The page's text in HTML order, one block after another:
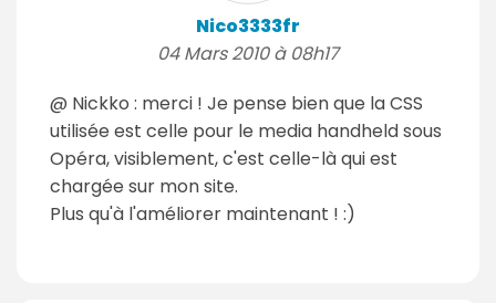
Nico3333fr
04 Mars 2010 à 08h17
@ Nickko : merci ! Je pense bien que la CSS
utilisée est celle pour le media handheld sous
Opéra, visiblement, c'est celle-là qui est
chargée sur mon site.
Plus qu'à l'améliorer maintenant ! :)